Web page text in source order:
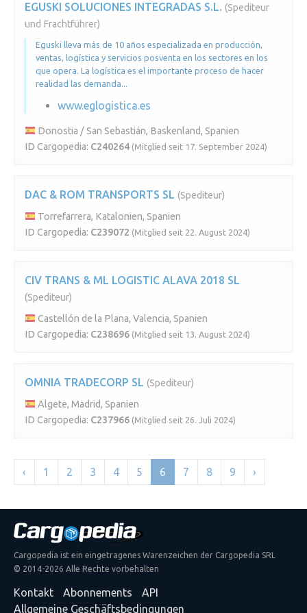
EGUSKI SOLUCIONES INTEGRADAS S.L. (Spediteur
und Frachtführer)
Eguski lleva más de 10 años especializada en producción,
ventas, logística y servicios posventa en los sectores en los
que opera. La logística es el importante proceso de hacer
realidad las demanda...
www.eglogistica.es
Donostia / San Sebastián, Baskenland, Spanien
ID Cargopedia: C240264 (Mitglied seit 17. September 2024)
DAC & ROM TRANSPORTS SL (Spediteur)
Torrefarrera, Katalonien, Spanien
ID Cargopedia: C239072 (Mitglied seit 22. August 2024)
CIV TRANS & ML LOGISTIC ALAVA 2018 SL
(Spediteur)
Castellón de la Plana, Valencia, Spanien
ID Cargopedia: C238696 (Mitglied seit 13. August 2024)
OMNIA TRADECORP SL (Spediteur)
Algete, Madrid, Spanien
ID Cargopedia: C237966 (Mitglied seit 26. Juli 2024)
‹ 1 2 3 4 5 6 7 8 9 ›
Cargopedia ist ein eingetragenes Warenzeichen der Cargopedia SRL
© 2014-2026 Alle Rechte vorbehalten
Kontakt Abonnements
API
Allgemeine Geschäftsbedingungen